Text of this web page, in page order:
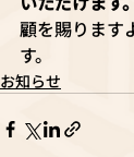
顧を賜ります
す。
お知らせ